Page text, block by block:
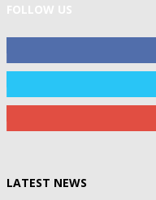
FOLLOW US
LATEST NEWS